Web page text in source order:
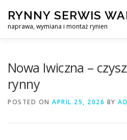
content
RYNNY SERWIS
naprawa, wymiana i montaż rynien
Nowa Iwiczna –
rynny
POSTED ON APRIL 25, 2026 BY